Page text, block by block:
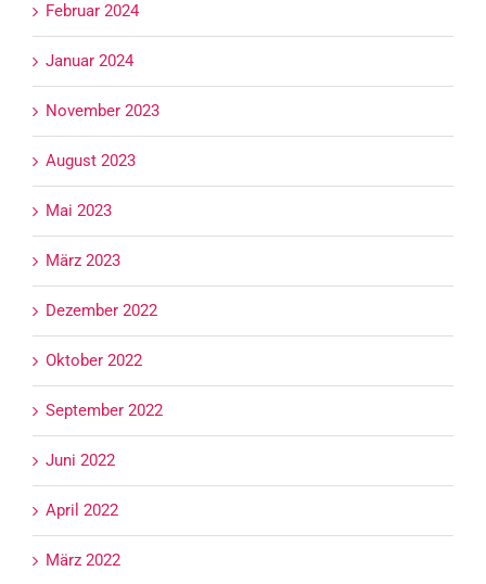
Februar 2024
Januar 2024
November 2023
August 2023
Mai 2023
März 2023
Dezember 2022
Oktober 2022
September 2022
Juni 2022
April 2022
März 2022